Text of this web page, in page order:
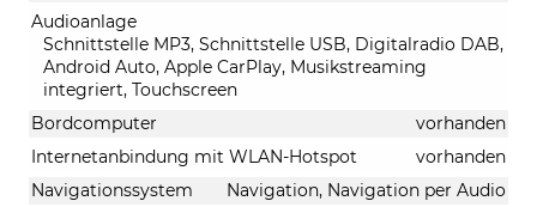
Audioanlage
Schnittstelle MP3, Schnittstelle USB, Digitalradio DAB,
Android Auto, Apple CarPlay, Musikstreaming
integriert, Touchscreen
Bordcomputer
vorhanden
Internetanbindung mit WLAN-Hotspot
vorhanden
Navigationssystem
Navigation, Navigation per Audio